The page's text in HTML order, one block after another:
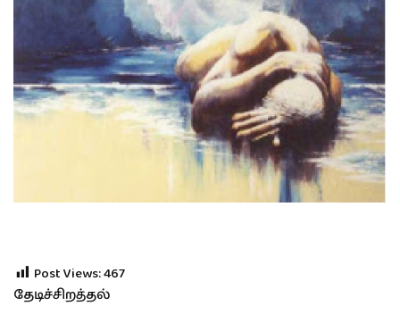
Post Views:467
தேடிச்சிறத்தல்